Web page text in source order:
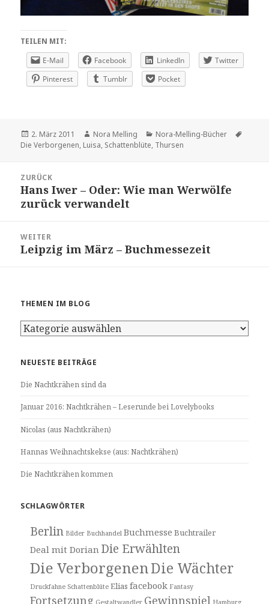
TEILEN MIT:
E-Mail
Facebook LinkedIn
Twitter
Pinterest
Tumblr Pocket
Veröffentlicht
am
2. März 2011 Autor
Nora Melling Kategorien
Nora-Melling-Bücher
Die Verborgenen, Luisa, Schattenblüte, Thursen
ZURÜCK
Vorheriger
Beitrag:
Hans Iwer – Oder: Wie man Werwölfe
zurück verwandelt
WEITER
Nächster
Leipzig im März – Buchmessezeit
THEMEN IM BLOG
Themen
im
NEUESTE BEITRÄGE
Die Nachtkrähen sind da
Januar 2016: Nachtkrähen – Leserunde bei Lovelybooks
Nicolas (aus Nachtkrähen)
Hannas Weihnachtskekse (aus: Nachtkrähen)
Die Nachtkrähen kommen
SCHLAGWÖRTER
Berlin Bilder Buchhandel Buchmesse Buchtrailer
Deal mit Dorian Die Erwählten
Die VerborgenenDie Wächter
Druckfahne Schattenblüte Elias facebook Fantasy
Fortsetzung Gestaltwandler Gewinnspiel Hamburg